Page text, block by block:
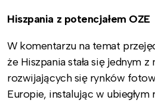
Hiszpania z potencjałem OZE
W komentarzu na temat
że Hiszpania stała się jednym z
rozwijających się rynków
Europie, instalując w